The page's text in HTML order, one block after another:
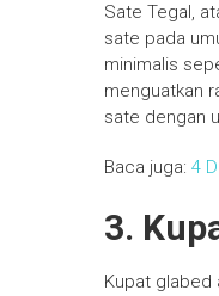
Sate Tegal,
sate pada
minimalis
menguatkan
sate dengan
Baca juga: 4
3.
Kupat glabed